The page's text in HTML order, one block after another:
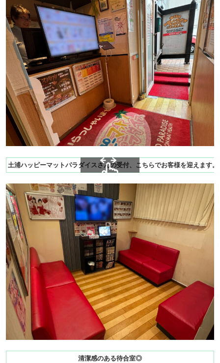
土浦ハッピーマットパラダイスさんの受付、こちらでお客様を迎えます。
スクロールできます
清潔感のある待合室◎